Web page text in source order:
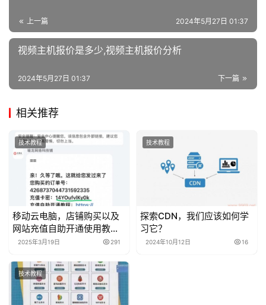
上一篇 2024年5月27日 01:37
视频主机报价是多少,视频主机报价分析
下一篇
2024年5月27日 01:37
相关推荐
技术教程
移动云电脑，店铺购买以及
网站充值自助开通使用教程
教程
2025年3月19日 291
技术教程
探索CDN，我们应该如何学
习它？
2024年10月12日 16
技术教程